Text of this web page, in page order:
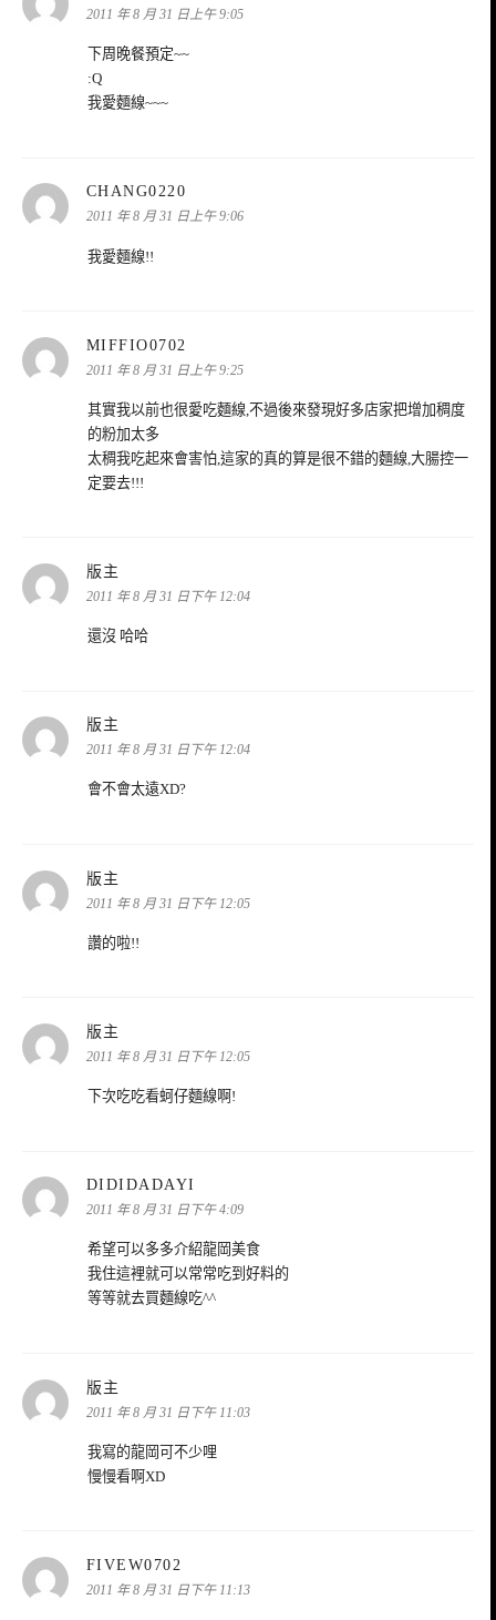
示:
2011 年 8 月 31 日上午 9:05
下周晚餐預定~~
:Q
我愛麵線~~~
CHANG0220
示:
2011 年 8 月 31 日上午 9:06
我愛麵線!!
MIFFIO0702
示:
2011 年 8 月 31 日上午 9:25
其實我以前也很愛吃麵線,不過後來發現好多店家把增加稠度
的粉加太多
太稠我吃起來會害怕,這家的真的算是很不錯的麵線,大腸控一
定要去!!!
版主
示:
2011 年 8 月 31 日下午 12:04
還沒 哈哈
版主
示:
2011 年 8 月 31 日下午 12:04
會不會太遠XD?
版主
示:
2011 年 8 月 31 日下午 12:05
讚的啦!!
版主
示:
2011 年 8 月 31 日下午 12:05
下次吃吃看蚵仔麵線啊!
DIDIDADAYI
示:
2011 年 8 月 31 日下午 4:09
希望可以多多介紹龍岡美食
我住這裡就可以常常吃到好料的
等等就去買麵線吃^^
版主
示:
2011 年 8 月 31 日下午 11:03
我寫的龍岡可不少哩
慢慢看啊XD
FIVEW0702
示:
2011 年 8 月 31 日下午 11:13